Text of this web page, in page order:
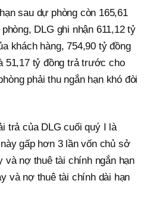
sau dự phòng còn 165,61
DLG ghi nhận 611,12 tỷ
khách hàng, 754,90 tỷ đồng
51,17 tỷ đồng trả trước cho
phải thu ngắn hạn khó đòi
trả của DLG cuối quý I là
gấp hơn 3 lần vốn chủ sở
và nợ thuê tài chính ngắn hạn
và nợ thuê tài chính dài hạn